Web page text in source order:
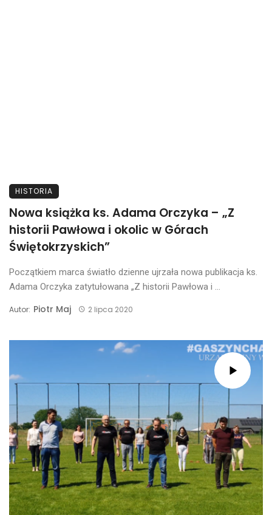
HISTORIA
Nowa książka ks. Adama Orczyka – „Z
historii Pawłowa i okolic w Górach
Świętokrzyskich”
Początkiem marca światło dzienne ujrzała nowa publikacja ks.
Adama Orczyka zatytułowana „Z historii Pawłowa i ...
Autor: Piotr Maj 2 lipca 2020